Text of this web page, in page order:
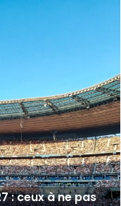
: ceux à ne pas